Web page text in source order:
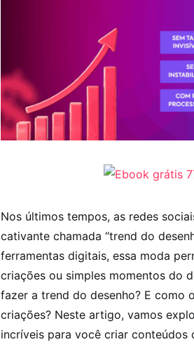
Nos últimos tempos, as redes
cativante chamada “trend do
ferramentas digitais, essa moda
criações ou simples momentos do
fazer a trend do desenho? E como
criações? Neste artigo, vamos
incríveis para você criar